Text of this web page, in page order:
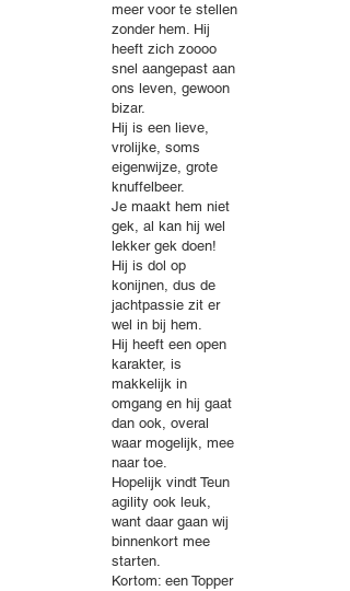
meer voor te stellen
zonder hem. Hij
heeft zich zoooo
snel aangepast aan
ons leven, gewoon
bizar.
Hij is een lieve,
vrolijke, soms
eigenwijze, grote
knuffelbeer.
Je maakt hem niet
gek, al kan hij wel
lekker gek doen!
Hij is dol op
konijnen, dus de
jachtpassie zit er
wel in bij hem.
Hij heeft een open
karakter, is
makkelijk in
omgang en hij gaat
dan ook, overal
waar mogelijk, mee
naar toe.
Hopelijk vindt Teun
agility ook leuk,
want daar gaan wij
binnenkort mee
starten.
Kortom: een Topper